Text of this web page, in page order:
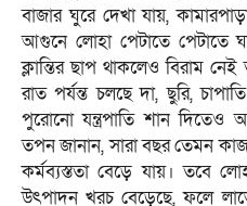
বাজার ঘুরে দেখা যায়,
আগুনে লোহা পেটাতে পেটাতে
ক্লান্তির ছাপ থাকলেও বিরাম
রাত পর্যন্ত চলছে দা, ছুরি,
পুরোনো যন্ত্রপাতি শান দিতেও
তপন জানান, সারা বছর তেমন
কর্মব্যস্ততা বেড়ে যায়। তবে
উৎপাদন খরচ বেড়েছে, ফলে